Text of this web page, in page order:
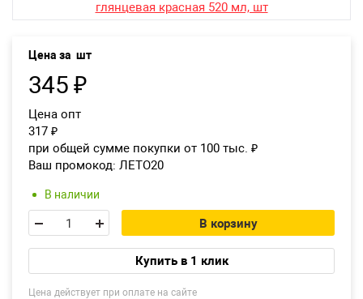
Цена за шт
345 ₽
Цена опт
317 ₽
при общей сумме покупки от 100 тыс. ₽
Ваш промокод: ЛЕТО20
В наличии
В корзину
Купить в 1 клик
Цена действует при оплате на сайте
Екатеринбург